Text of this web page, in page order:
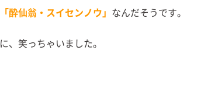
「酔仙翁・スイセンノウ」 なんだそうです。
、笑っちゃいました。